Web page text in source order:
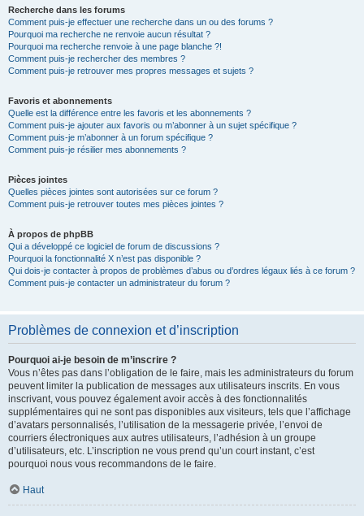
Recherche dans les forums
Comment puis-je effectuer une recherche dans un ou des forums ?
Pourquoi ma recherche ne renvoie aucun résultat ?
Pourquoi ma recherche renvoie à une page blanche ?!
Comment puis-je rechercher des membres ?
Comment puis-je retrouver mes propres messages et sujets ?
Favoris et abonnements
Quelle est la différence entre les favoris et les abonnements ?
Comment puis-je ajouter aux favoris ou m’abonner à un sujet spécifique ?
Comment puis-je m’abonner à un forum spécifique ?
Comment puis-je résilier mes abonnements ?
Pièces jointes
Quelles pièces jointes sont autorisées sur ce forum ?
Comment puis-je retrouver toutes mes pièces jointes ?
À propos de phpBB
Qui a développé ce logiciel de forum de discussions ?
Pourquoi la fonctionnalité X n’est pas disponible ?
Qui dois-je contacter à propos de problèmes d’abus ou d’ordres légaux liés à ce forum ?
Comment puis-je contacter un administrateur du forum ?
Problèmes de connexion et d’inscription
Pourquoi ai-je besoin de m’inscrire ?
Vous n’êtes pas dans l’obligation de le faire, mais les administrateurs du forum
peuvent limiter la publication de messages aux utilisateurs inscrits. En vous
inscrivant, vous pouvez également avoir accès à des fonctionnalités
supplémentaires qui ne sont pas disponibles aux visiteurs, tels que l’affichage
d’avatars personnalisés, l’utilisation de la messagerie privée, l’envoi de
courriers électroniques aux autres utilisateurs, l’adhésion à un groupe
d’utilisateurs, etc. L’inscription ne vous prend qu’un court instant, c’est
pourquoi nous vous recommandons de le faire.
Haut